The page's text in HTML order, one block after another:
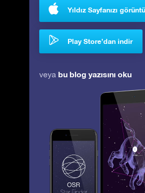
Yıldız Sayfanızı
Play Store’dan indir
veya bu blog yazısını oku